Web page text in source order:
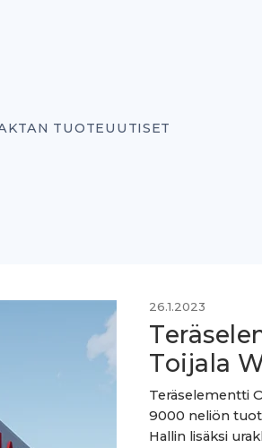
TUOTEUUTISET
26.1.2023
Toijala
Teräselementti
9000 neliön
Hallin lisäksi